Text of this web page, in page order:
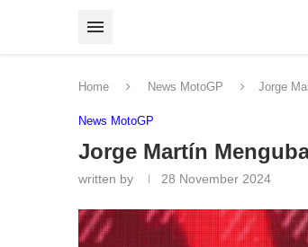
Home News MotoGP Jorge
News MotoGP
Jorge Martín
written by 28 November 2024